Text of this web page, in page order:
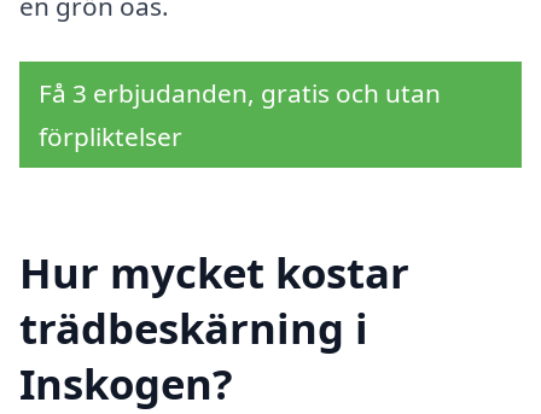
Få 3 erbjudanden, gratis och utan
förpliktelser
Hur mycket kostar
trädbeskärning i
Inskogen?